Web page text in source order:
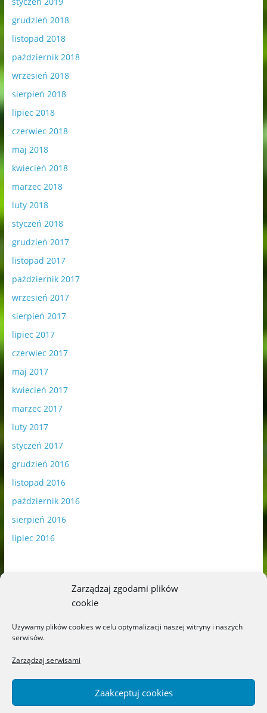
Zarządzaj zgodami plików
cookie
Używamy plików cookies w celu optymalizacji naszej witryny i naszych
serwisów.
Zarządzaj serwisami
Zaakceptuj cookies
grudzień 2018
listopad 2018
październik 2018
wrzesień 2018
sierpień 2018
lipiec 2018
czerwiec 2018
maj 2018
kwiecień 2018
marzec 2018
luty 2018
styczeń 2018
grudzień 2017
listopad 2017
październik 2017
wrzesień 2017
sierpień 2017
lipiec 2017
czerwiec 2017
maj 2017
kwiecień 2017
marzec 2017
luty 2017
styczeń 2017
grudzień 2016
listopad 2016
październik 2016
sierpień 2016
lipiec 2016